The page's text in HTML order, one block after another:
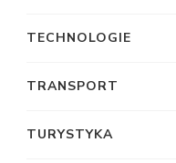
TECHNOLOGIE
TRANSPORT
TURYSTYKA